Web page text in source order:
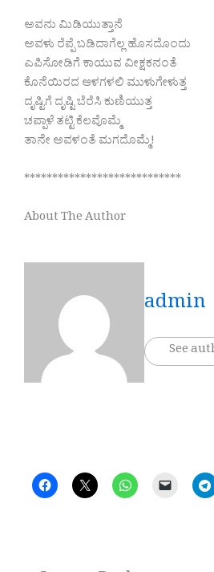
ಅವನು ಮಿಡಿಯುತ್ತಾನೆ
ಅವಳು ರೆಪ್ಪೆ ಬಡಿದಾಗೆಲ್ಲ ಹೊಸದೊಂದು
ಎಪಿಸೋಡಿಗೆ ಕಾಯುವ ವೀಕ್ಷಕನಂತೆ
ಕೊನೆಯಿರದ ಆಳಗಳಲಿ ಮುಳುಗೇಳುತ್ತ
ದೃಷ್ಟಿಗೆ ದೃಷ್ಟಿ ಬೆರೆಸಿ ಕುಣಿಯುತ್ತ
ಚಪ್ಪಾಳೆ ತಟ್ಟಿ ಕೆಲವೊಮ್ಮೆ
ತಾನೇ ಅವಳಂತೆ ಮಗದೊಮ್ಮೆ!
****************************
About The Author
admin
See